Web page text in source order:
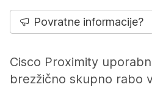
Povratne informacije?
Cisco Proximity
brezžično skupno rabo